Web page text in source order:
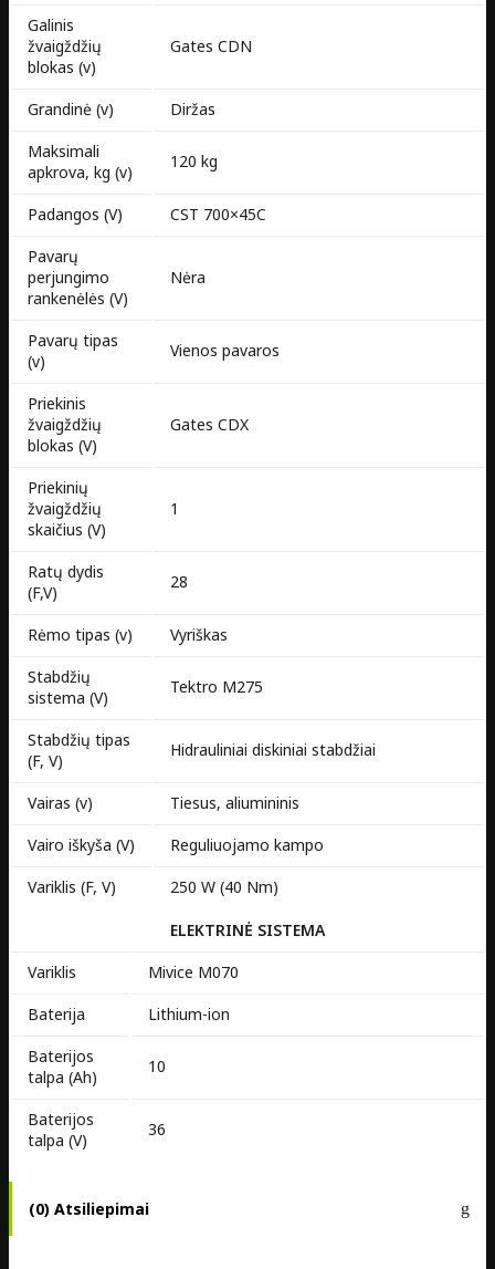
Galinis
žvaigždžių
blokas (v)
Gates CDN
Grandinė (v)
Diržas
Maksimali
apkrova, kg (v)
120 kg
Padangos (V)
CST 700×45C
Pavarų
perjungimo
rankenėlės (V)
Nėra
Pavarų tipas
(v)
Vienos pavaros
Priekinis
žvaigždžių
blokas (V)
Gates CDX
Priekinių
žvaigždžių
skaičius (V)
1
Ratų dydis
(F,V)
28
Rėmo tipas (v)
Vyriškas
Stabdžių
sistema (V)
Tektro M275
Stabdžių tipas
(F, V)
Hidrauliniai diskiniai stabdžiai
Vairas (v)
Tiesus, aliumininis
Vairo iškyša (V)
Reguliuojamo kampo
Variklis (F, V)
250 W (40 Nm)
ELEKTRINĖ SISTEMA
Variklis
Mivice M070
Baterija
Lithium-ion
Baterijos
talpa (Ah)
10
Baterijos
talpa (V)
36
(0) Atsiliepimai